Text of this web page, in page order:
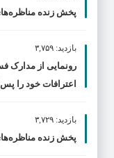
پخش زنده
بازدید: ۳,۷۵۹
رونمایی از مدارک
اعترافات خود را
بازدید: ۳,۷۲۹
پخش زنده